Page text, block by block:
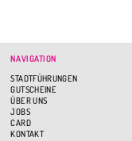
NAVIGATION
STADTFÜHRUNGEN
GUTSCHEINE
ÜBER UNS
JOBS
CARD
KONTAKT